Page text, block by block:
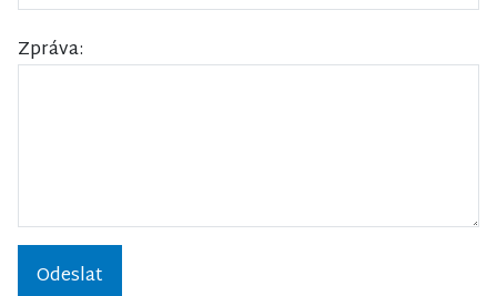
Zpráva:
Odeslat